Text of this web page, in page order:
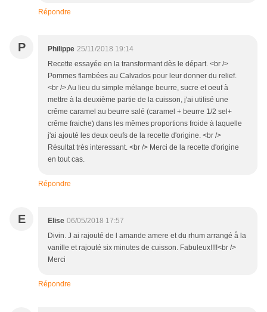
Répondre
P Philippe 25/11/2018 19:14
Recette essayée en la transformant dès le départ. <br />
Pommes flambées au Calvados pour leur donner du relief.
<br /> Au lieu du simple mélange beurre, sucre et oeuf à
mettre à la deuxième partie de la cuisson, j'ai utilisé une
crême caramel au beurre salé (caramel + beurre 1/2 sel+
crême fraiche) dans les mêmes proportions froide à laquelle
j'ai ajouté les deux oeufs de la recette d'origine. <br />
Résultat très interessant. <br /> Merci de la recette d'origine
en tout cas.
Répondre
E Elise 06/05/2018 17:57
Divin. J ai rajouté de l amande amere et du rhum arrangé å la
vanille et rajouté six minutes de cuisson. Fabuleux!!!!<br />
Merci
Répondre